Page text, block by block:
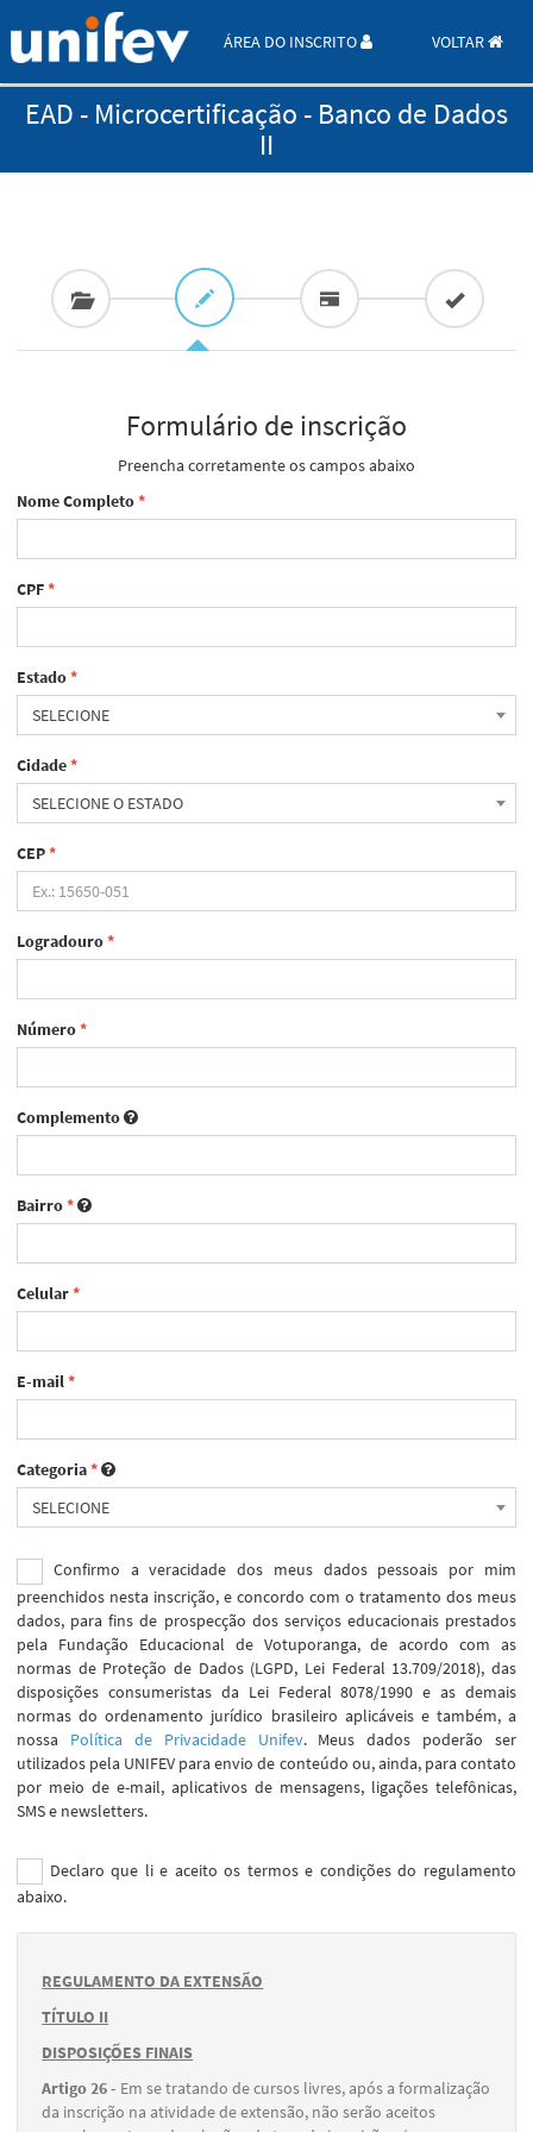
ÁREA DO INSCRITO VOLTAR
EAD - Microcertificação - Banco de Dados
II
Formulário de inscrição
Preencha corretamente os campos abaixo
Nome Completo*
CPF*
Estado*
SELECIONE
Cidade*
SELECIONE O ESTADO
CEP*
Logradouro*
Número*
Complemento
Bairro*
Celular*
E-mail*
Categoria*
SELECIONE
Confirmo a veracidade dos meus dados pessoais por mim
preenchidos nesta inscrição, e concordo com o tratamento dos meus
dados, para fins de prospecção dos serviços educacionais prestados
pela Fundação Educacional de Votuporanga, de acordo com as
normas de Proteção de Dados (LGPD, Lei Federal 13.709/2018), das
disposições consumeristas da Lei Federal 8078/1990 e as demais
normas do ordenamento jurídico brasileiro aplicáveis e também, a
nossa Política de Privacidade Unifev. Meus dados poderão ser
utilizados pela UNIFEV para envio de conteúdo ou, ainda, para contato
por meio de e-mail, aplicativos de mensagens, ligações telefônicas,
SMS e newsletters.
Declaro que li e aceito os termos e condições do regulamento
abaixo.
REGULAMENTO DA EXTENSÃO
TÍTULO II
DISPOSIÇÕES FINAIS
Artigo 26 - Em se tratando de cursos livres, após a formalização
da inscrição na atividade de extensão, não serão aceitos